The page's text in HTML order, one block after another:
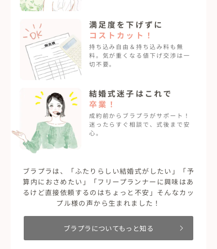
満足度を下げずに
コストカット！
持ち込み自由＆持ち込み料も無
料。気が重くなる値下げ交渉は一
切不要。
結婚式迷子は これで
卒業！
成約前からブラプラがサポート！
迷ったらすぐ相談で、式後まで安
心。
ブラプラは、「ふたりらしい結婚式がしたい」「予
算内におさめたい」「フリープランナーに興味はあ
るけど直接依頼するのはちょっと不安」そんなカッ
プル様の声から生まれました！
ブラプラについてもっと知る